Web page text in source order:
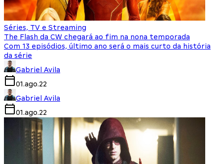
Séries, TV e Streaming
The Flash da CW chegará ao fim na nona temporada
Com 13 episódios, último ano será o mais curto da história
da série
Gabriel Avila
01.ago.22
Gabriel Avila
01.ago.22